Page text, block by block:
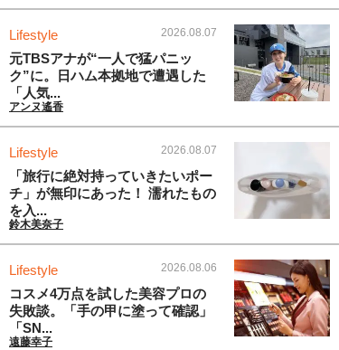
Lifestyle 2026.08.07
元TBSアナが“一人で猛パニッ
ク”に。日ハム本拠地で遭遇した
「人気...
アンヌ遙香
Lifestyle 2026.08.07
「旅行に絶対持っていきたいポー
チ」が無印にあった！ 濡れたもの
を入...
鈴木美奈子
Lifestyle 2026.08.06
コスメ4万点を試した美容プロの
失敗談。「手の甲に塗って確認」
「SN...
遠藤幸子